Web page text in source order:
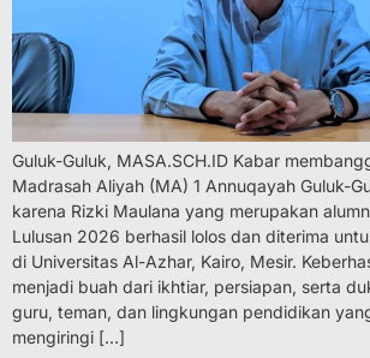
Guluk-Guluk, MASA.SCH.ID Kabar
Madrasah Aliyah (MA) 1 Annuqayah Guluk-
karena Rizki Maulana yang merupakan
Lulusan 2026 berhasil lolos dan diterima
di Universitas Al-Azhar, Kairo, Mesir.
menjadi buah dari ikhtiar, persiapan, serta
guru, teman, dan lingkungan pendidikan
mengiringi […]